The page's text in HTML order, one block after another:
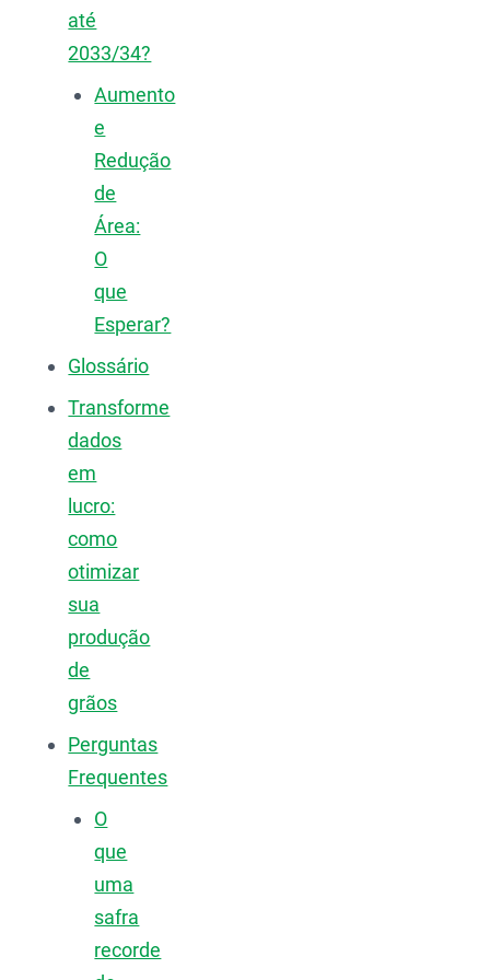
até
2033/34?
Aumento
e
Redução
de
Área:
O
que
Esperar?
Glossário
Transforme
dados
em
lucro:
como
otimizar
sua
produção
de
grãos
Perguntas
Frequentes
O
que
uma
safra
recorde